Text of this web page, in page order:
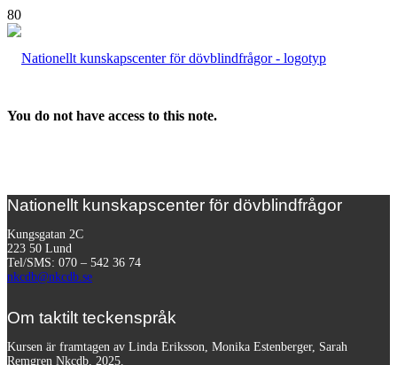
You do not have access to this note.
Nationellt kunskapscenter för dövblindfrågor
Kungsgatan 2C
223 50 Lund
Tel/SMS: 070 – 542 36 74
nkcdb@nkcdb.se
Om taktilt teckenspråk
Kursen är framtagen av Linda Eriksson, Monika Estenberger, Sarah
Remgren Nkcdb, 2025.